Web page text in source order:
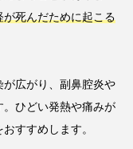
死んだために起こる
広がり、副鼻腔炎や
ひどい発熱や痛みが
すすめします。